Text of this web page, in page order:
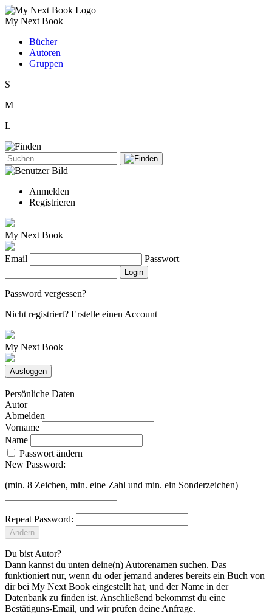
My Next Book
Bücher
Autoren
Gruppen
S
M
L
Anmelden
Registrieren
My Next Book
Email Passwort
Login
Password vergessen?
Nicht registriert? Erstelle einen Account
My Next Book
Ausloggen
Persönliche Daten
Autor
Abmelden
Vorname
Name
Passwort ändern
New Password:
(min. 8 Zeichen, min. eine Zahl und min. ein Sonderzeichen)
Repeat Password:
Ändern
Du bist Autor?
Dann kannst du unten deine(n) Autorenamen suchen. Das
funktioniert nur, wenn du oder jemand anderes bereits ein Buch von
dir bei My Next Book eingestellt hat, und der Name in der
Datenbank zu finden ist. Anschließend bekommst du eine
Bestätiguns-Email, und wir prüfen deine Anfrage.